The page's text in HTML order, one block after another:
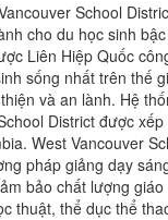
School
cho du học sinh
Liên Hiệp Quốc
sống nhất trên thế
và an lành. Hệ
District được
West Vancouver
pháp giảng dạy
bảo chất lượng
thuật, thể dục thể